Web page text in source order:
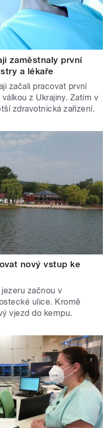
zaměstnaly první
a lékaře
začali pracovat první
z Ukrajiny. Zatím v
zdravotnická zařízení.
nový vstup ke
začnou v
ulice. Kromě
vjezd do kempu.